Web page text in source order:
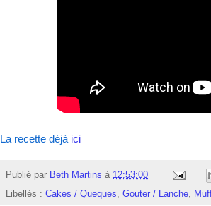
La recette déjà ici
Publié par Beth Martins à 12:53:00
Libellés : Cakes / Queques Gouter / Lanche